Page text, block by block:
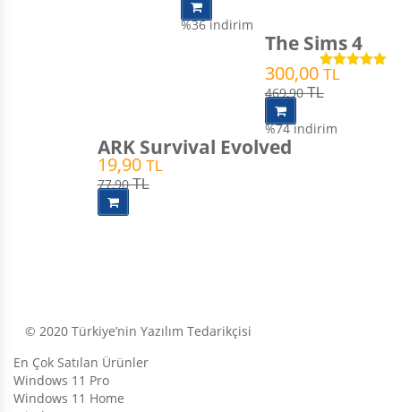
%36indirim
The Sims 4
5 üzerinden
300,00 TL
469,90TL
%74indirim
ARK Survival Evolved
19,90 TL
77,90TL
© 2020 Türkiye’nin Yazılım Tedarikçisi
En Çok Satılan Ürünler
Windows 11 Pro
Windows 11 Home